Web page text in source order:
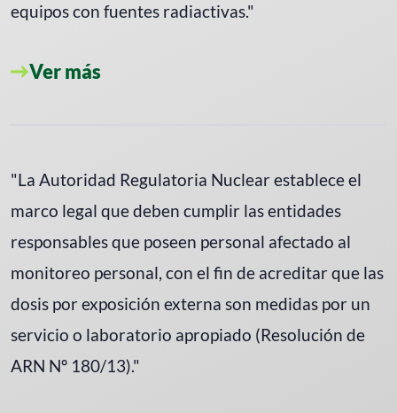
equipos con fuentes radiactivas."
Ver más
"La Autoridad Regulatoria Nuclear establece el
marco legal que deben cumplir las entidades
responsables que poseen personal afectado al
monitoreo personal, con el fin de acreditar que las
dosis por exposición externa son medidas por un
servicio o laboratorio apropiado (Resolución de
ARN Nº 180/13)."